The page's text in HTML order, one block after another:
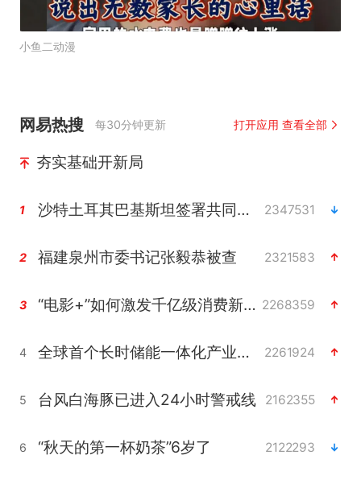
小鱼二动漫
网易热搜 每30分钟更新 打开应用 查看全部
夯实基础开新局
1 沙特土耳其巴基斯坦签署共同防务协议 2347531
2 福建泉州市委书记张毅恭被查 2321583
3 “电影+”如何激发千亿级消费新活力？ 2268359
4 全球首个长时储能一体化产业园量产 2261924
5 台风白海豚已进入24小时警戒线 2162355
6 “秋天的第一杯奶茶”6岁了 2122293